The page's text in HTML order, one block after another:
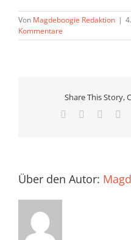
Von Magdeboogie Redaktion |
Kommentare
Share This Story,
Facebook Reddit
Über den Autor: